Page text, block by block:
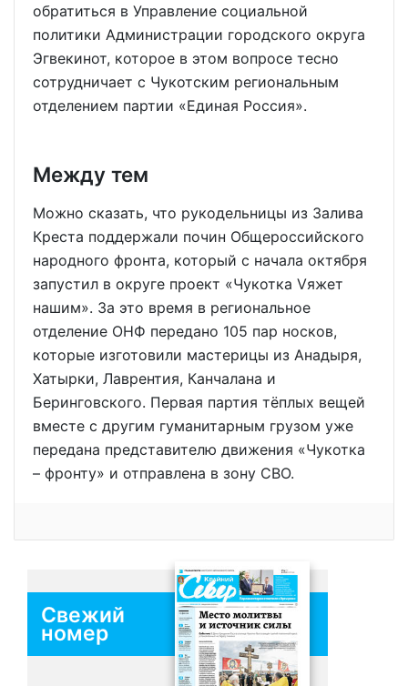
обратиться в Управление социальной
политики Администрации городского округа
Эгвекинот, которое в этом вопросе тесно
сотрудничает с Чукотским региональным
отделением партии «Единая Россия».
Между тем
Можно сказать, что рукодельницы из Залива
Креста поддержали почин Общероссийского
народного фронта, который с начала октября
запустил в округе проект «Чукотка Vяжет
нашим». За это время в региональное
отделение ОНФ передано 105 пар носков,
которые изготовили мастерицы из Анадыря,
Хатырки, Лаврентия, Канчалана и
Беринговского. Первая партия тёплых вещей
вместе с другим гуманитарным грузом уже
передана представителю движения «Чукотка
– фронту» и отправлена в зону СВО.
Свежий
номер